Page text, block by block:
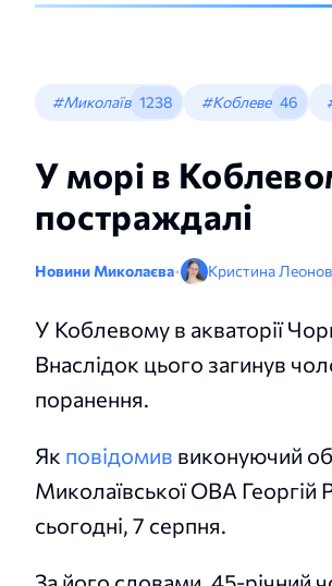
#Миколаїв 1238 #Коблеве 46
У морі в
постраждалі
Новини Миколаєва• Кристина
У Коблевому в акваторії
Внаслідок цього загинув
поранення.
Як повідомив виконуючий
Миколаївської ОВА Георгій
сьогодні, 7 серпня.